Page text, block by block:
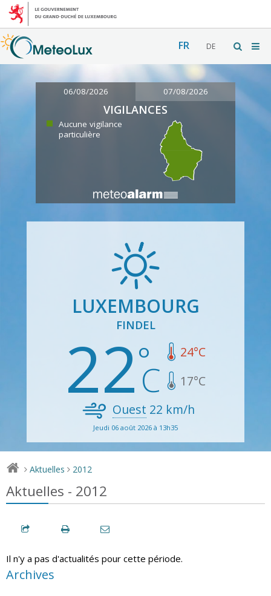
FR DE
06/08/2026 07/08/2026
VIGILANCES
Aucune vigilance
particulière
LUXEMBOURG
FINDEL
22 24°C
17°C
Ouest 22 km/h
Jeudi 06 août 2026 à 13h35
> Aktuelles > 2012
Aktuelles - 2012
Il n'y a pas d'actualités pour cette période.
Archives